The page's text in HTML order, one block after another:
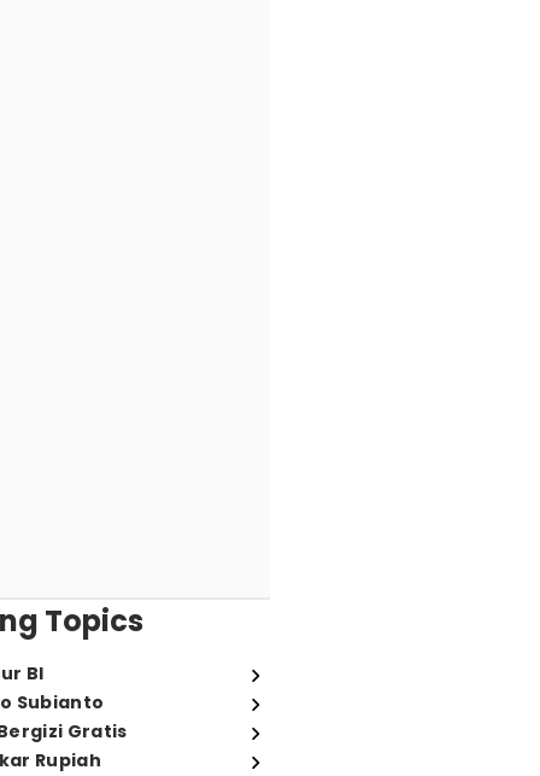
Topics
BI
Subianto
Gratis
Rupiah